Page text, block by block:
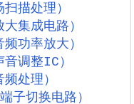
描处理）
集成电路）
功率放大）
调整IC）
处理）
子切换电路）